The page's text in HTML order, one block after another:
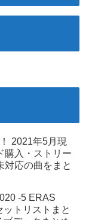
2021年5月現
購入・ストリー
対応の曲をまと
-5 ERAS
トリストまと